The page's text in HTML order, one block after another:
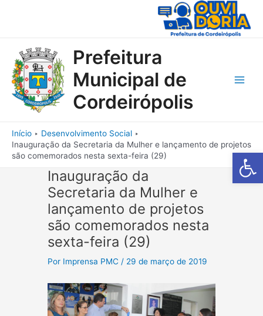
Barra de
Prefeitura
Municipal de
Cordeirópolis
Início
Desenvolvimento Social
Inauguração da Secretaria da Mulher e lançamento de projetos
são comemorados nesta sexta-feira (29)
Inauguração da
Secretaria da Mulher e
lançamento de projetos
são comemorados nesta
sexta-feira (29)
Por Imprensa PMC / 29 de março de 2019